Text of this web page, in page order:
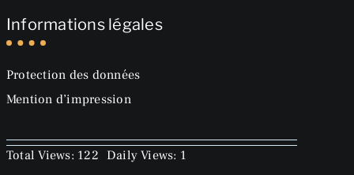
Informations légales
Protection des données
Mention d’impression
Total Views: 122 Daily Views: 1